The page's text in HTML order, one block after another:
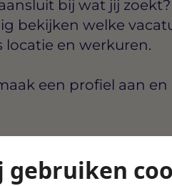
gebruiken
bij wat jij
bekijken welke
locatie en werkuren.
een profiel aan en
details ontdek je in de